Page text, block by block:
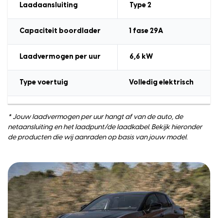
Laadaansluiting Type 2
Capaciteit boordlader 1 fase 29A
Laadvermogen per uur 6,6 kW
Type voertuig Volledig elektrisch
* Jouw laadvermogen per uur hangt af van de auto, de
netaansluiting en het laadpunt/de laadkabel. Bekijk hieronder
de producten die wij aanraden op basis van jouw model.